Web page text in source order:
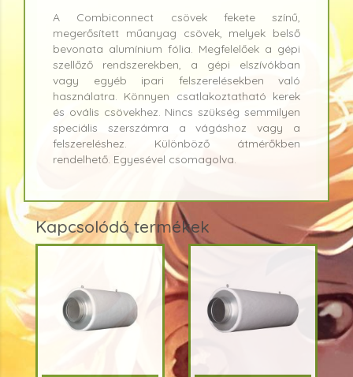
A Combiconnect csövek fekete színű,
megerősített műanyag csövek, melyek belső
bevonata alumínium fólia. Megfelelőek a gépi
szellőző rendszerekben, a gépi elszívókban
vagy egyéb ipari felszerelésekben való
használatra. Könnyen csatlakoztatható kerek
és ovális csövekhez. Nincs szükség semmilyen
speciális szerszámra a vágáshoz vagy a
felszereléshez. Különböző átmérőkben
rendelhető. Egyesével csomagolva.
Kapcsolódó termékek